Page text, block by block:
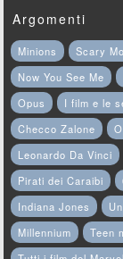
Argomenti
Minions Scary
Now You See Me
Opus
I film e le
Checco Zalone
Leonardo Da Vinci
Pirati dei Caraibi
Indiana Jones
Millennium
Teen